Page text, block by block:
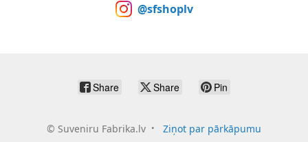
@sfshoplv
Share Share Pin
© Suveniru Fabrika.lv Ziņot par pārkāpumu